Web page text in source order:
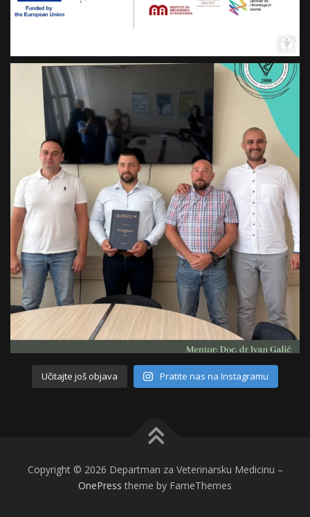
Učitajte još objava Pratite nas na Instagramu
Copyright © 2026 Departman za Veterinarsku Medicinu –
OnePress theme by FameThemes